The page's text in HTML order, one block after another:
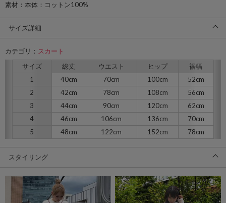
素材：本体：コットン100%
サイズ詳細
カテゴリ： スカート
サイズ
総丈 ウエスト ヒップ
裾幅
1
40cm 70cm 100cm
52cm
2
42cm 78cm 108cm
56cm
3
44cm 90cm 120cm
62cm
4
46cm 106cm 136cm
70cm
5
48cm 122cm 152cm 78cm
スタイリング